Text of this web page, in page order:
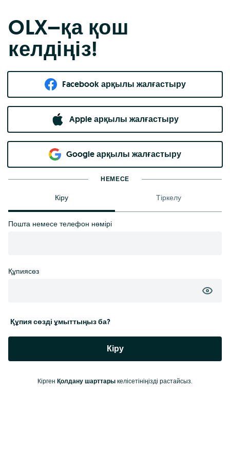
OLX–қа қош
келдіңіз!
Facebook арқылы жалғастыру
Apple арқылы жалғастыру
Google арқылы жалғастыру
НЕМЕСЕ
Кіру Тіркелу
Пошта немесе телефон нөмірі
Құпиясөз
Құпия сөзді ұмыттыңыз ба?
Кіру
Кірген Қолдану шарттары келісетініңізді растайсыз.